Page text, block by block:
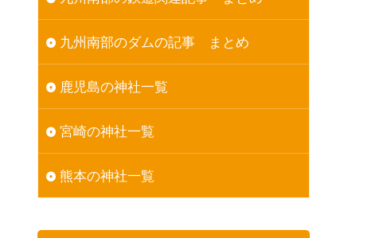
九州南部のダムの記事 まとめ
鹿児島の神社一覧
宮崎の神社一覧
熊本の神社一覧